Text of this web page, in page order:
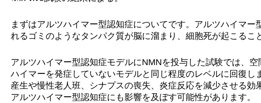
まずはアルツハイマー型認知症についてです。アルツハイマー
れるゴミのようなタンパク質が脳に溜まり、細胞死が起こるこ
アルツハイマー型認知症モデルにNMNを投与した試験では、
ハイマーを発症していないモデルと同じ程度のレベルに回復し
産生や慢性老人班、シナプスの喪失、炎症反応を減少させる効
アルツハイマー型認知症にも影響を及ぼす可能性があります。